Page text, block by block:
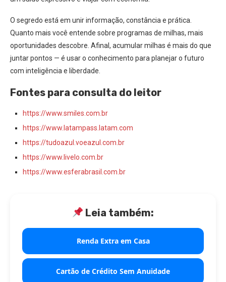
O segredo está em unir informação, constância e prática.
Quanto mais você entende sobre programas de milhas, mais
oportunidades descobre. Afinal, acumular milhas é mais do que
juntar pontos — é usar o conhecimento para planejar o futuro
com inteligência e liberdade.
Fontes para consulta do leitor
https://www.smiles.com.br
https://www.latampass.latam.com
https://tudoazul.voeazul.com.br
https://www.livelo.com.br
https://www.esferabrasil.com.br
Leia também:
Renda Extra em Casa
Cartão de Crédito Sem Anuidade